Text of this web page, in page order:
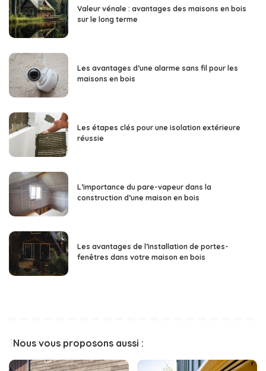
Valeur vénale : avantages des maisons en bois
sur le long terme
Les avantages d’une alarme sans fil pour les
maisons en bois
Les étapes clés pour une isolation extérieure
réussie
L’importance du pare-vapeur dans la
construction d’une maison en bois
Les avantages de l’installation de portes-
fenêtres dans votre maison en bois
Nous vous proposons aussi :